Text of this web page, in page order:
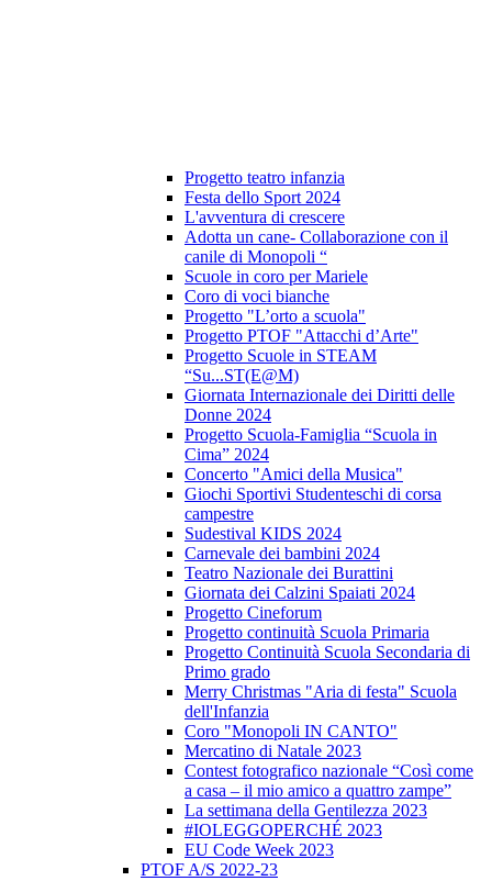
Progetto teatro infanzia
Festa dello Sport 2024
L'avventura di crescere
Adotta un cane- Collaborazione con il
canile di Monopoli “
Scuole in coro per Mariele
Coro di voci bianche
Progetto "L’orto a scuola"
Progetto PTOF "Attacchi d’Arte"
Progetto Scuole in STEAM
“Su...ST(E@M)
Giornata Internazionale dei Diritti delle
Donne 2024
Progetto Scuola-Famiglia “Scuola in
Cima” 2024
Concerto "Amici della Musica"
Giochi Sportivi Studenteschi di corsa
campestre
Sudestival KIDS 2024
Carnevale dei bambini 2024
Teatro Nazionale dei Burattini
Giornata dei Calzini Spaiati 2024
Progetto Cineforum
Progetto continuità Scuola Primaria
Progetto Continuità Scuola Secondaria di
Primo grado
Merry Christmas "Aria di festa" Scuola
dell'Infanzia
Coro "Monopoli IN CANTO"
Mercatino di Natale 2023
Contest fotografico nazionale “Così come
a casa – il mio amico a quattro zampe”
La settimana della Gentilezza 2023
#IOLEGGOPERCHÉ 2023
EU Code Week 2023
PTOF A/S 2022-23